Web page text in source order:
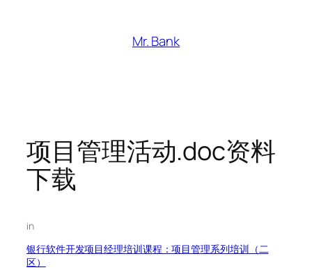
Mr. Bank
项目管理活动.doc资料
下载
in
银行软件开发项目经理培训课程：项目管理系列培训（二
区）